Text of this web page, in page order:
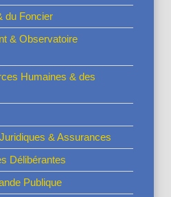
du Foncier
& Observatoire
Humaines & des
& Assurances
Délibérantes
Publique